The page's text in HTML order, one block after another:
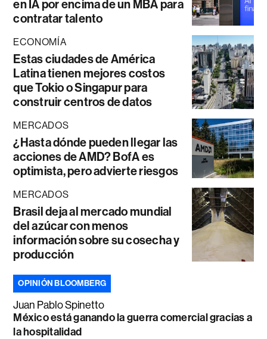
en IA por encima de un MBA para
contratar talento
ECONOMÍA
Estas ciudades de América
Latina tienen mejores costos
que Tokio o Singapur para
construir centros de datos
MERCADOS
¿Hasta dónde pueden llegar las
acciones de AMD? BofA es
optimista, pero advierte riesgos
MERCADOS
Brasil deja al mercado mundial
del azúcar con menos
información sobre su cosecha y
producción
OPINIÓN BLOOMBERG
Juan Pablo Spinetto
México está ganando la guerra comercial gracias a
la hospitalidad